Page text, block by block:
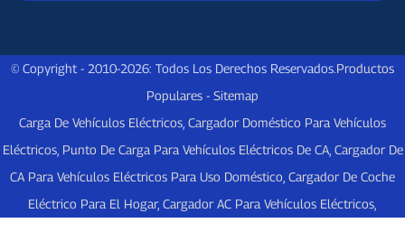
© Copyright - 2010-2026: Todos Los Derechos Reservados.Productos
Populares - Sitemap
Carga De Vehículos Eléctricos Cargador Doméstico Para Vehículos
Eléctricos, Punto De Carga Para Vehículos Eléctricos De CA, Cargador De
CA Para Vehículos Eléctricos Para Uso Doméstico Cargador De Coche
Eléctrico Para El Hogar, Cargador AC Para Vehículos Eléctricos